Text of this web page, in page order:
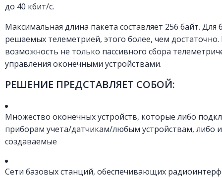
до 40 кбит/с.
Максимальная длина пакета составляет 256 байт. Для
решаемых телеметрией, этого более, чем
возможность не только пассивного сбора
управления оконечными устройствами.
РЕШЕНИЕ ПРЕДСТАВЛЯЕТ СОБОЙ:
Множество оконечных устройств, которые либо
приборам учета/датчикам/любым устройствам, либо
создаваемые
Сети базовых станций, обеспечивающих